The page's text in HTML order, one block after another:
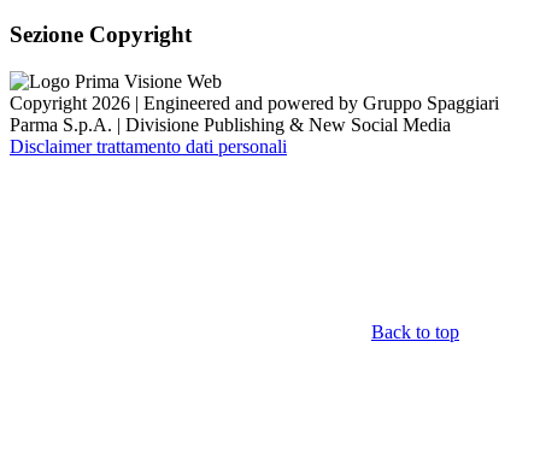
Sezione Copyright
Copyright 2026 | Engineered and powered by Gruppo Spaggiari
Parma S.p.A. | Divisione Publishing & New Social Media
Disclaimer trattamento dati personali
Back to top